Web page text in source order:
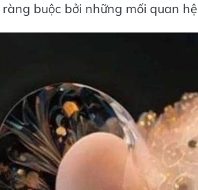
buộc bởi những mối quan